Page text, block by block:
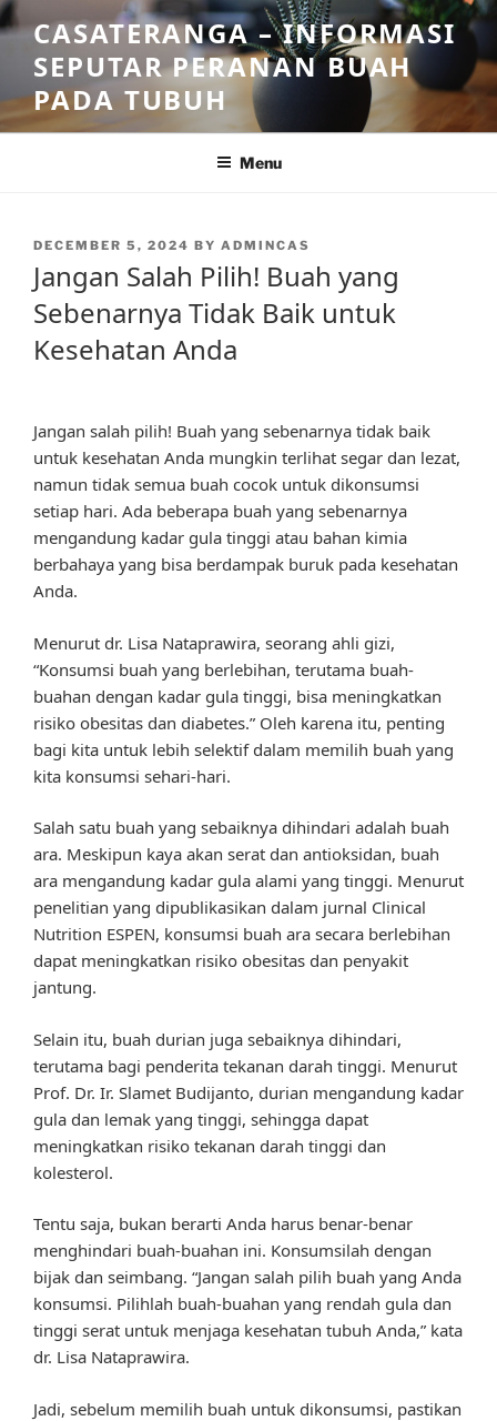
Skip
to
content
CASATERANGA – INFORMASI
SEPUTAR PERANAN BUAH
PADA TUBUH
Menu
POSTED
DECEMBER 5, 2024 BY ADMINCAS
Jangan Salah Pilih! Buah yang
Sebenarnya Tidak Baik untuk
Kesehatan Anda
Jangan salah pilih! Buah yang sebenarnya tidak baik
untuk kesehatan Anda mungkin terlihat segar dan lezat,
namun tidak semua buah cocok untuk dikonsumsi
setiap hari. Ada beberapa buah yang sebenarnya
mengandung kadar gula tinggi atau bahan kimia
berbahaya yang bisa berdampak buruk pada kesehatan
Anda.
Menurut dr. Lisa Nataprawira, seorang ahli gizi,
“Konsumsi buah yang berlebihan, terutama buah-
buahan dengan kadar gula tinggi, bisa meningkatkan
risiko obesitas dan diabetes.” Oleh karena itu, penting
bagi kita untuk lebih selektif dalam memilih buah yang
kita konsumsi sehari-hari.
Salah satu buah yang sebaiknya dihindari adalah buah
ara. Meskipun kaya akan serat dan antioksidan, buah
ara mengandung kadar gula alami yang tinggi. Menurut
penelitian yang dipublikasikan dalam jurnal Clinical
Nutrition ESPEN, konsumsi buah ara secara berlebihan
dapat meningkatkan risiko obesitas dan penyakit
jantung.
Selain itu, buah durian juga sebaiknya dihindari,
terutama bagi penderita tekanan darah tinggi. Menurut
Prof. Dr. Ir. Slamet Budijanto, durian mengandung kadar
gula dan lemak yang tinggi, sehingga dapat
meningkatkan risiko tekanan darah tinggi dan
kolesterol.
Tentu saja, bukan berarti Anda harus benar-benar
menghindari buah-buahan ini. Konsumsilah dengan
bijak dan seimbang. “Jangan salah pilih buah yang Anda
konsumsi. Pilihlah buah-buahan yang rendah gula dan
tinggi serat untuk menjaga kesehatan tubuh Anda,” kata
dr. Lisa Nataprawira.
Jadi, sebelum memilih buah untuk dikonsumsi, pastikan